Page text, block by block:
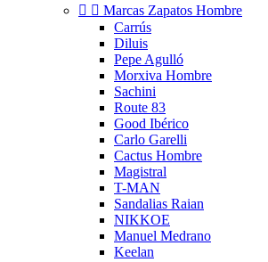
  Marcas Zapatos Hombre
Carrús
Diluis
Pepe Agulló
Morxiva Hombre
Sachini
Route 83
Good Ibérico
Carlo Garelli
Cactus Hombre
Magistral
T-MAN
Sandalias Raian
NIKKOE
Manuel Medrano
Keelan